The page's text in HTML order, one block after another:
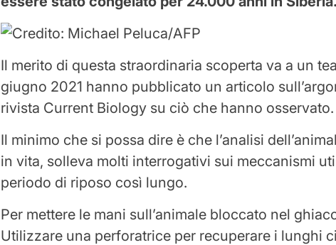
Credito: Michael Peluca/AFP
Il merito di questa straordinaria scoperta va a un
giugno 2021 hanno pubblicato un articolo
rivista Current Biology su ciò che hanno osservato.
Il minimo che si possa dire è che l’analisi
in vita, solleva molti interrogativi sui meccanismi
periodo di riposo così lungo.
Per mettere le mani sull’animale bloccato nel
Utilizzare una perforatrice per recuperare i lunghi